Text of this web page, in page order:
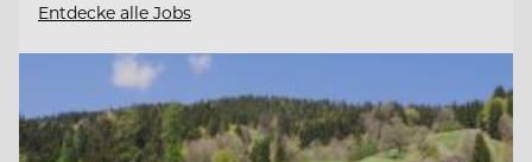
Entdecke alle Jobs